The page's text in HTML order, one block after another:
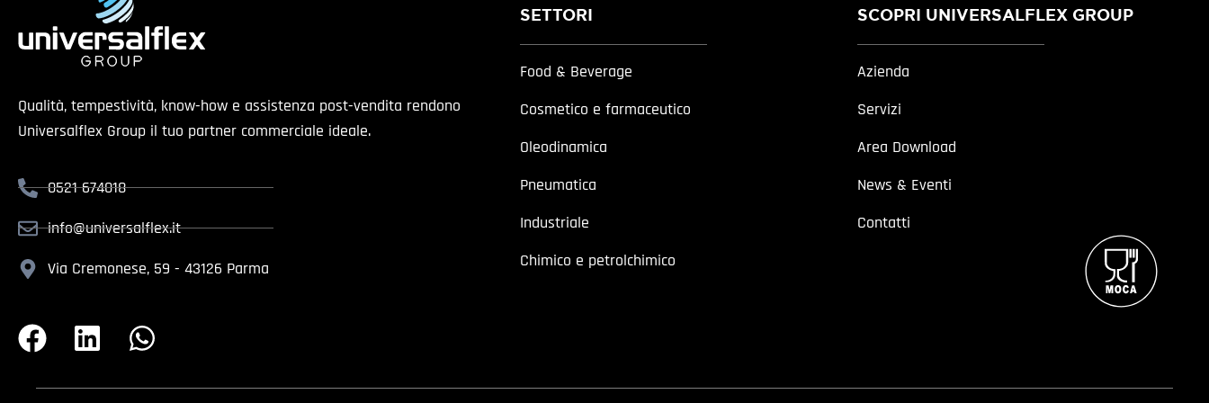
Qualità, tempestività, know-how e assistenza post-vendita rendono
Universalflex Group il tuo partner commerciale ideale.
0521 674018
info@universalflex.it
Via Cremonese, 59 - 43126 Parma
SETTORI
Food & Beverage
Cosmetico e farmaceutico
Oleodinamica
Pneumatica
Industriale
Chimico e petrolchimico
SCOPRI UNIVERSALFLEX GROUP
Azienda
Servizi
Area Download
News & Eventi
Contatti